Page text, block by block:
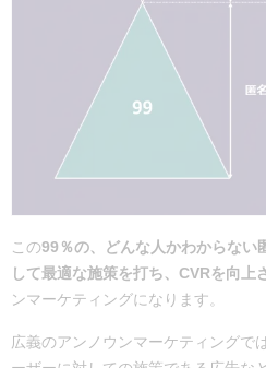
この99％の、どんな人かわからない
して最適な施策を打ち、CVRを向上
ンマーケティングになります。
広義のアンノウンマーケティングで